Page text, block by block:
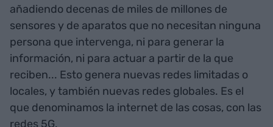
añadiendo decenas de miles de millones de
sensores y de aparatos que no necesitan ninguna
persona que intervenga, ni para generar la
información, ni para actuar a partir de la que
reciben... Esto genera nuevas redes limitadas o
locales, y también nuevas redes globales. Es el
que denominamos la internet de las cosas, con las
redes 5G.